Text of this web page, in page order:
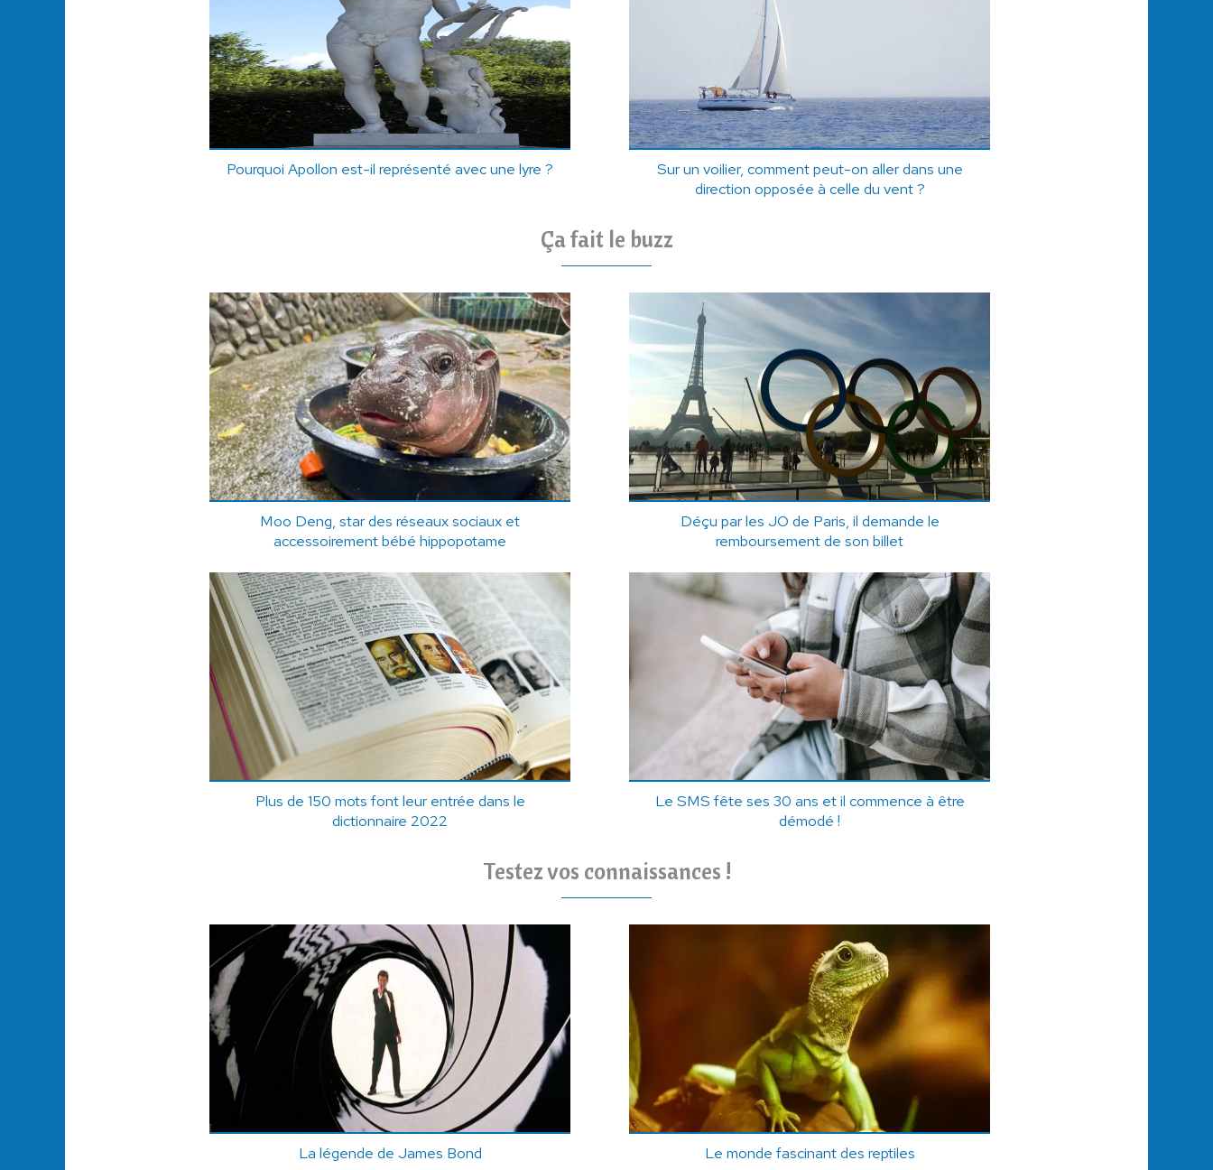
Pourquoi Apollon est-il représenté avec une lyre ?
Sur un voilier, comment peut-on aller dans une
direction opposée à celle du vent ?
Ça fait le buzz
Moo Deng, star des réseaux sociaux et
accessoirement bébé hippopotame
Déçu par les JO de Paris, il demande le
remboursement de son billet
Plus de 150 mots font leur entrée dans le
dictionnaire 2022
Le SMS fête ses 30 ans et il commence à être
démodé !
Testez vos connaissances !
La légende de James Bond Le monde fascinant des reptiles